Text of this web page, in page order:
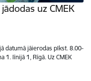
uz CMEK
datumā jāierodas plkst. 8.00-
1. līnijā 1, Rīgā. Uz CMEK